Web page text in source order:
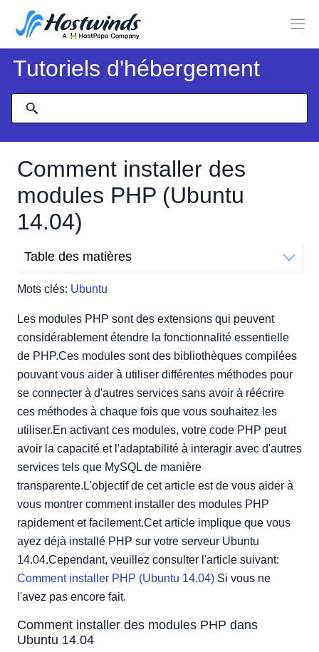
Tutoriels d'hébergement
Comment installer des
modules PHP (Ubuntu
14.04)
Mots clés: Ubuntu
Table des matières
Les modules PHP sont des extensions qui peuvent
considérablement étendre la fonctionnalité essentielle
de PHP.Ces modules sont des bibliothèques compilées
pouvant vous aider à utiliser différentes méthodes pour
se connecter à d'autres services sans avoir à réécrire
ces méthodes à chaque fois que vous souhaitez les
utiliser.En activant ces modules, votre code PHP peut
avoir la capacité et l'adaptabilité à interagir avec d'autres
services tels que MySQL de manière
transparente.L'objectif de cet article est de vous aider à
vous montrer comment installer des modules PHP
rapidement et facilement.Cet article implique que vous
ayez déjà installé PHP sur votre serveur Ubuntu
14.04.Cependant, veuillez consulter l'article suivant:
Comment installer PHP (Ubuntu 14.04) Si vous ne
l'avez pas encore fait.
Comment installer des modules PHP dans
Ubuntu 14.04